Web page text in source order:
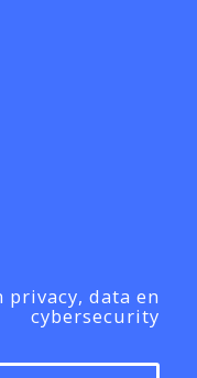
privacy, data en
cybersecurity